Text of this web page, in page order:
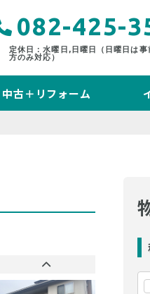
082-425-
定休日：水曜日,日曜日（日曜日は事
方のみ対応）
中古＋リフォーム